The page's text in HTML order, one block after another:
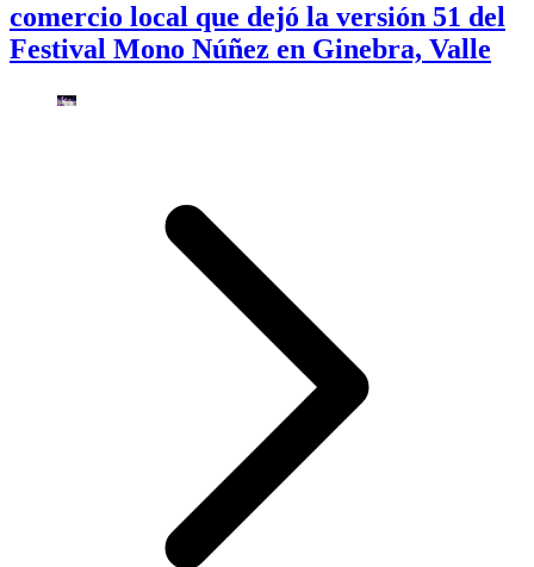
comercio local que dejó la versión 51 del
Festival Mono Núñez en Ginebra, Valle